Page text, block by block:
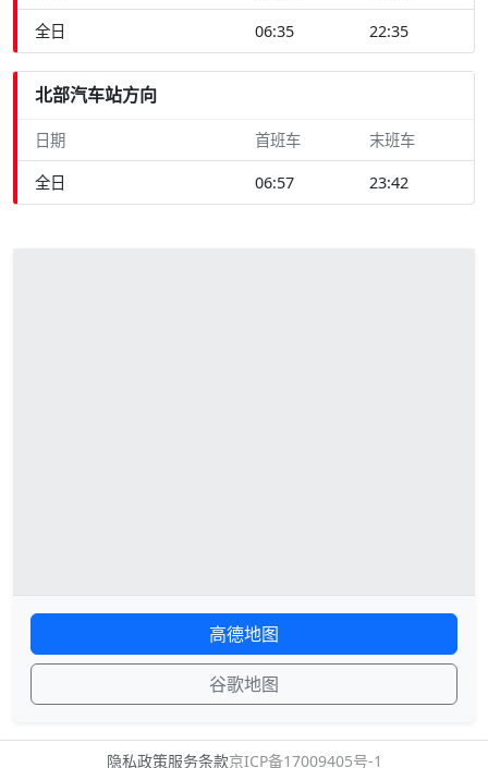
全日 06:35 22:35
北部汽车站方向
日期 首班车 末班车
全日 06:57 23:42
高德地图
谷歌地图
隐私政策服务条款京ICP备17009405号-1